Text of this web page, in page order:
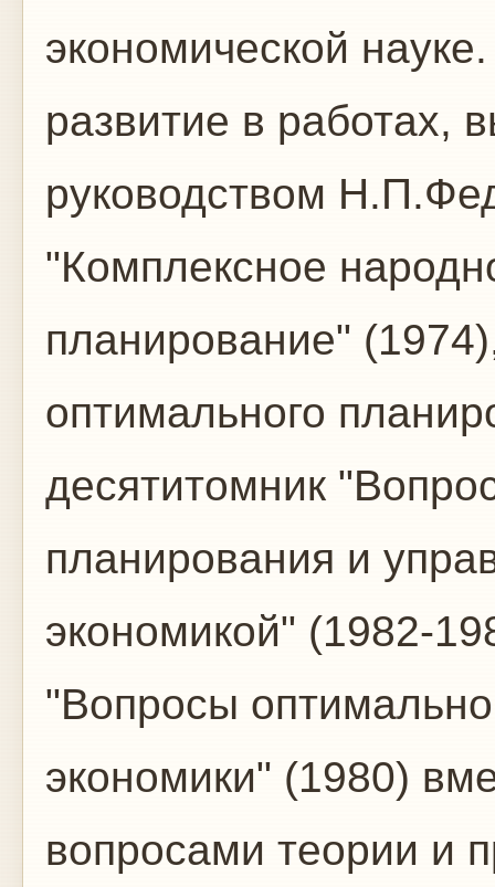
экономической
развитие в работах,
руководством
"Комплексное
планирование"
оптимального
десятитомник
планирования и
экономикой" (1982-
"Вопросы
экономики" (1980)
вопросами теории и